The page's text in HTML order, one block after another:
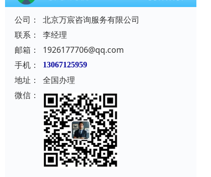
公司：
北京万宸咨询服务有限公司
联系：
李经理
邮箱：
1926177706@qq.com
手机：
13067125959
地址：
全国办理
微信：